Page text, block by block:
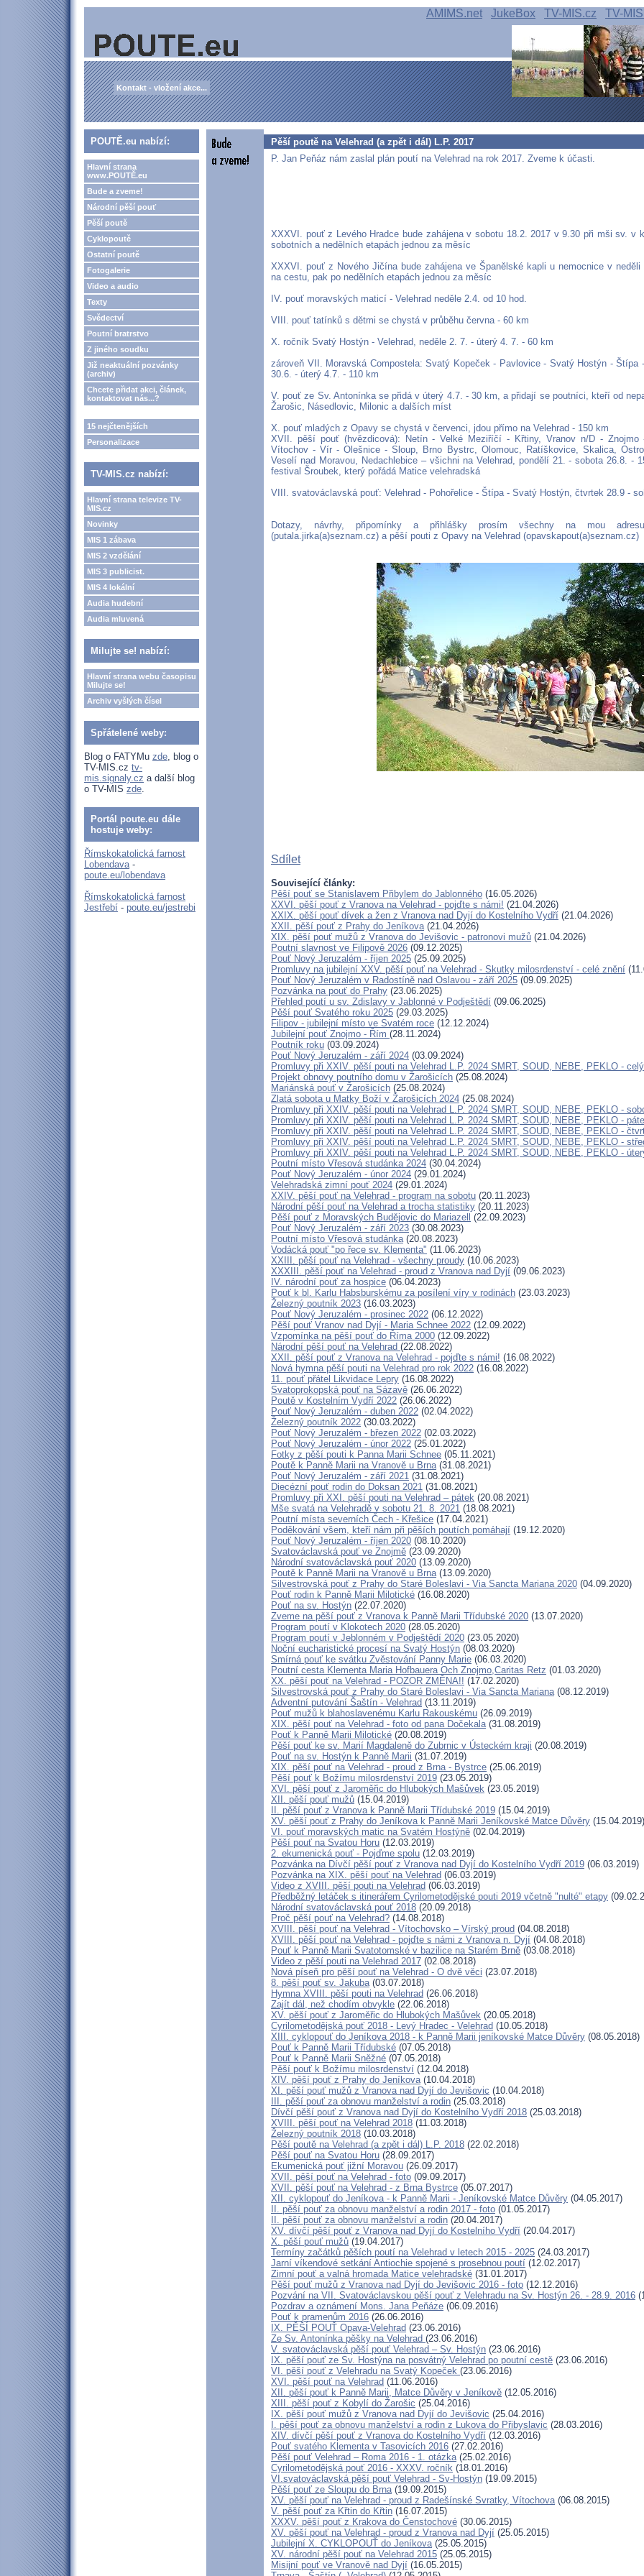
AMIMS.net JukeBox TV-MIS.cz TV-
Kontakt - vložení akce...
POUTĚ.eu nabízí:
Hlavní strana
www.POUTĚ.eu
Bude a zveme!
Národní pěší pouť
Pěší poutě
Cyklopoutě
Ostatní poutě
Fotogalerie
Video a audio
Texty
Svědectví
Poutní bratrstvo
Z jiného soudku
Již neaktuální pozvánky
(archiv)
Chcete přidat akci, článek,
kontaktovat nás...?
15 nejčtenějších
Personalizace
TV-MIS.cz nabízí:
Hlavní strana televize TV-
MIS.cz
Novinky
MIS 1 zábava
MIS 2 vzdělání
MIS 3 publicist.
MIS 4 lokální
Audia hudební
Audia mluvená
Milujte se! nabízí:
Hlavní strana webu časopisu
Milujte se!
Archiv vyšlých čísel
Spřátelené weby:
Blog o FATYMu zde, blog o
TV-MIS.cz tv-
mis.signaly.cz a další blog
o TV-MIS zde.
Portál poute.eu dále
hostuje weby:
Římskokatolická farnost
Lobendava-
poute.eu/lobendava
Římskokatolická farnost
Jestřebí - poute.eu/jestrebi
Pěší poutě na Velehrad (a zpět i dál) L.P. 2017
P. Jan Peňáz nám zaslal plán poutí na Velehrad na rok 2017. Zveme k účasti.
XXXVI. pouť z Levého Hradce bude zahájena v sobotu 18.2. 2017 v 9.30 při mši sv. v
sobotních a nedělních etapách jednou za měsíc
XXXVI. pouť z Nového Jičína bude zahájena ve Španělské kapli u nemocnice v neděli
na cestu, pak po nedělních etapách jednou za měsíc
IV. pouť moravských maticí - Velehrad neděle 2.4. od 10 hod.
VIII. pouť tatínků s dětmi se chystá v průběhu června - 60 km
X. ročník Svatý Hostýn - Velehrad, neděle 2. 7. - úterý 4. 7. - 60 km
zároveň VII. Moravská Compostela: Svatý Kopeček - Pavlovice - Svatý Hostýn - Štípa
30.6. - úterý 4.7. - 110 km
V. pouť ze Sv. Antonínka se přidá v úterý 4.7. - 30 km, a přidají se poutníci, kteří od
Žarošic, Násedlovic, Milonic a dalších míst
X. pouť mladých z Opavy se chystá v červenci, jdou přímo na Velehrad - 150 km
XVII. pěší pouť (hvězdicová): Netín - Velké Meziříčí - Křtiny, Vranov n/D - Znojmo
Vítochov - Vír - Olešnice - Sloup, Brno Bystrc, Olomouc, Ratíškovice, Skalica,
Veselí nad Moravou, Nedachlebice – všichni na Velehrad, pondělí 21. - sobota 26.8. -
festival Šroubek, který pořádá Matice velehradská
VIII. svatováclavská pouť: Velehrad - Pohořelice - Štípa - Svatý Hostýn, čtvrtek 28.9 -
Dotazy, návrhy, připomínky a přihlášky prosím všechny na mou
(putala.jirka(a)seznam.cz) a pěší pouti z Opavy na Velehrad (opavskapout(a)seznam.cz)
Sdílet
Související články:
Pěší pouť se Stanislavem Přibylem do Jablonného (16.05.2026)
XXVI. pěší pouť z Vranova na Velehrad - pojďte s námi! (21.04.2026)
XXIX. pěší pouť dívek a žen z Vranova nad Dyjí do Kostelního Vydří (21.04.2026)
XXII. pěší pouť z Prahy do Jeníkova(21.04.2026)
XIX. pěší pouť mužů z Vranova do Jevišovic - patronovi mužů (21.04.2026)
Poutní slavnost ve Filipově 2026 (09.12.2025)
Pouť Nový Jeruzalém - říjen 2025 (25.09.2025)
Promluvy na jubilejní XXV. pěší pouť na Velehrad - Skutky milosrdenství - celé znění
Pouť Nový Jeruzalém v Radostíně nad Oslavou - září 2025 (09.09.2025)
Pozvánka na pouť do Prahy (23.06.2025)
Přehled poutí u sv. Zdislavy v Jablonné v Podještědí (09.06.2025)
Pěší pouť Svatého roku 2025 (29.03.2025)
Filipov - jubilejní místo ve Svatém roce (12.12.2024)
Jubilejní pouť Znojmo - Řím (28.11.2024)
Poutník roku (03.09.2024)
Pouť Nový Jeruzalém - září 2024 (03.09.2024)
Promluvy při XXIV. pěší pouti na Velehrad L.P. 2024 SMRT, SOUD, NEBE, PEKLO -
Projekt obnovy poutního domu v Žarošicích (25.08.2024)
Mariánská pouť v Žarošicích (25.08.2024)
Zlatá sobota u Matky Boží v Žarošicích 2024 (25.08.2024)
Promluvy při XXIV. pěší pouti na Velehrad L.P. 2024 SMRT, SOUD, NEBE, PEKLO -
Promluvy při XXIV. pěší pouti na Velehrad L.P. 2024 SMRT, SOUD, NEBE, PEKLO -
Promluvy při XXIV. pěší pouti na Velehrad L.P. 2024 SMRT, SOUD, NEBE, PEKLO -
Promluvy při XXIV. pěší pouti na Velehrad L.P. 2024 SMRT, SOUD, NEBE, PEKLO -
Promluvy při XXIV. pěší pouti na Velehrad L.P. 2024 SMRT, SOUD, NEBE, PEKLO -
Poutní místo Vřesová studánka 2024 (30.04.2024)
Pouť Nový Jeruzalém - únor 2024 (29.01.2024)
Velehradská zimní pouť 2024 (29.01.2024)
XXIV. pěší pouť na Velehrad - program na sobotu (20.11.2023)
Národní pěší pouť na Velehrad a trocha statistiky (20.11.2023)
Pěší pouť z Moravských Budějovic do Mariazell
(22.09.2023)
Pouť Nový Jeruzalém - září 2023 (30.08.2023)
Poutní místo Vřesová studánka(20.08.2023)
Vodácká pouť "po řece sv. Klementa" (11.06.2023)
XXIII. pěší pouť na Velehrad - všechny proudy (10.06.2023)
XXXIII. pěší pouť na Velehrad - proud z Vranova nad Dyjí (09.06.2023)
IV. národní pouť za hospice (06.04.2023)
Pouť k bl. Karlu Habsburskému za posílení víry v rodinách (23.03.2023)
Železný poutník 2023 (16.03.2023)
Pouť Nový Jeruzalém - prosinec 2022 (06.12.2022)
Pěší pouť Vranov nad Dyjí - Maria Schnee 2022 (12.09.2022)
Vzpomínka na pěší pouť do Říma 2000 (12.09.2022)
Národní pěší pouť na Velehrad (22.08.2022)
XXII. pěší pouť z Vranova na Velehrad - pojďte s námi! (16.08.2022)
Nová hymna pěší pouti na Velehrad pro rok 2022 (16.08.2022)
11. pouť přátel Likvidace Lepry (16.08.2022)
Svatoprokopská pouť na Sázavě (26.06.2022)
Poutě v Kostelním Vydří 2022 (26.06.2022)
Pouť Nový Jeruzalém - duben 2022 (02.04.2022)
Železný poutník 2022 (30.03.2022)
Pouť Nový Jeruzalém - březen 2022 (02.03.2022)
Pouť Nový Jeruzalém - únor 2022 (25.01.2022)
Fotky z pěší pouti k Panna Marii Schnee (05.11.2021)
Poutě k Panně Marii na Vranově u Brna(31.08.2021)
Pouť Nový Jeruzalém - září 2021 (31.08.2021)
Diecézní pouť rodin do Doksan 2021 (31.08.2021)
Promluvy při XXI. pěší pouti na Velehrad – pátek (20.08.2021)
Mše svatá na Velehradě v sobotu 21. 8. 2021 (18.08.2021)
Poutní místa severních Čech - Křešice (17.04.2021)
Poděkování všem, kteří nám při pěších poutích pomáhají (19.12.2020)
Pouť Nový Jeruzalém - říjen 2020 (08.10.2020)
Svatováclavská pouť ve Znojmě (23.09.2020)
Národní svatováclavská pouť 2020 (13.09.2020)
Poutě k Panně Marii na Vranově u Brna(13.09.2020)
Silvestrovská pouť z Prahy do Staré Boleslavi - Via Sancta Mariana 2020 (04.09.2020)
Pouť rodin k Panně Marii Milotické (16.08.2020)
Pouť na sv. Hostýn (22.07.2020)
Zveme na pěší pouť z Vranova k Panně Marii Třídubské 2020 (13.07.2020)
Program poutí v Klokotech 2020 (28.05.2020)
Program poutí v Jeblonném v Podještědí 2020 (23.05.2020)
Noční eucharistické procesí na Svatý Hostýn (08.03.2020)
Smírná pouť ke svátku Zvěstování Panny Marie (06.03.2020)
Poutní cesta Klementa Maria Hofbauera Och Znojmo,Caritas Retz (01.03.2020)
XX. pěší pouť na Velehrad - POZOR ZMĚNA!! (17.02.2020)
Silvestrovská pouť z Prahy do Staré Boleslavi - Via Sancta Mariana(08.12.2019)
Adventní putování Šaštín - Velehrad (13.11.2019)
Pouť mužů k blahoslavenému Karlu Rakouskému (26.09.2019)
XIX. pěší pouť na Velehrad - foto od pana Dočekala(31.08.2019)
Pouť k Panně Marii Milotické (20.08.2019)
Pěší pouť ke sv. Marií Magdaleně do Zubrnic v Ústeckém kraji (20.08.2019)
Pouť na sv. Hostýn k Panně Marii (31.07.2019)
XIX. pěší pouť na Velehrad - proud z Brna - Bystrce (25.06.2019)
Pěší pouť k Božímu milosrdenství 2019 (23.05.2019)
XVI. pěší pouť z Jaroměřic do Hlubokých Mašůvek (23.05.2019)
XII. pěší pouť mužů (15.04.2019)
II. pěší pouť z Vranova k Panně Marii Třídubské 2019 (15.04.2019)
XV. pěší pouť z Prahy do Jeníkova k Panně Marii Jeníkovské Matce Důvěry (15.04.2019)
VI. pouť moravských matic na Svatém Hostýně (02.04.2019)
Pěší pouť na Svatou Horu (12.03.2019)
2. ekumenická pouť - Pojďme spolu (12.03.2019)
Pozvánka na Dívčí pěší pouť z Vranova nad Dyjí do Kostelního Vydří 2019 (06.03.2019)
Pozvánka na XIX. pěší pouť na Velehrad (06.03.2019)
Video z XVIII. pěší pouti na Velehrad (06.03.2019)
Předběžný letáček s itinerářem Cyrilometodějské pouti 2019 včetně "nulté" etapy
Národní svatováclavská pouť 2018 (20.09.2018)
Proč pěší pouť na Velehrad? (14.08.2018)
XVIII. pěší pouť na Velehrad - Vítochovsko – Vírský proud (04.08.2018)
XVIII. pěší pouť na Velehrad - pojďte s námi z Vranova n. Dyjí (04.08.2018)
Pouť k Panně Marii Svatotomské v bazilice na Starém Brně (03.08.2018)
Video z pěší pouti na Velehrad 2017 (02.08.2018)
Nová píseň pro pěší pouť na Velehrad - O dvě věci (23.07.2018)
8. pěší pouť sv. Jakuba(03.07.2018)
Hymna XVIII. pěší pouti na Velehrad (26.06.2018)
Zajít dál, než chodím obvykle (22.06.2018)
XV. pěší pouť z Jaroměřic do Hlubokých Mašůvek (20.05.2018)
Cyrilometodějská pouť 2018 - Levý Hradec - Velehrad (10.05.2018)
XIII. cyklopouť do Jeníkova 2018 - k Panně Marii jeníkovské Matce Důvěry (08.05.2018)
Pouť k Panně Marii Třídubské (07.05.2018)
Pouť k Panně Marii Sněžné (07.05.2018)
Pěší pouť k Božímu milosrdenství (12.04.2018)
XIV. pěší pouť z Prahy do Jeníkova(10.04.2018)
XI. pěší pouť mužů z Vranova nad Dyjí do Jevišovic (10.04.2018)
III. pěší pouť za obnovu manželství a rodin (25.03.2018)
Dívčí pěší pouť z Vranova nad Dyjí do Kostelního Vydří 2018 (25.03.2018)
XVIII. pěší pouť na Velehrad 2018 (11.03.2018)
Železný poutník 2018 (10.03.2018)
Pěší poutě na Velehrad (a zpět i dál) L.P. 2018 (22.02.2018)
Pěší pouť na Svatou Horu (28.09.2017)
Ekumenická pouť jižní Moravou (26.09.2017)
XVII. pěší pouť na Velehrad - foto (09.09.2017)
XVII. pěší pouť na Velehrad - z Brna Bystrce (05.07.2017)
XII. cyklopouť do Jeníkova - k Panně Marii - Jeníkovské Matce Důvěry (04.05.2017)
II. pěší pouť za obnovu manželství a rodin 2017 - foto (01.05.2017)
II. pěší pouť za obnovu manželství a rodin (20.04.2017)
XV. dívčí pěší pouť z Vranova nad Dyjí do Kostelního Vydří (20.04.2017)
X. pěší pouť mužů (19.04.2017)
Termíny začátků pěších poutí na Velehrad v letech 2015 - 2025 (24.03.2017)
Jarní víkendové setkání Antiochie spojené s prosebnou poutí (12.02.2017)
Zimní pouť a valná hromada Matice velehradské (31.01.2017)
Pěší pouť mužů z Vranova nad Dyjí do Jevišovic 2016 - foto (12.12.2016)
Pozvání na VII. Svatováclavskou pěší pouť z Velehradu na Sv. Hostýn 26. - 28.9. 2016
Pozdrav a oznámení Mons. Jana Peňáze (06.09.2016)
Pouť k pramenům 2016 (26.06.2016)
IX. PĚŠÍ POUŤ Opava-Velehrad (23.06.2016)
Ze Sv. Antonínka pěšky na Velehrad (23.06.2016)
V. svatováclavská pěší pouť Velehrad – Sv. Hostýn (23.06.2016)
IX. pěší pouť ze Sv. Hostýna na posvátný Velehrad po poutní cestě (23.06.2016)
VI. pěší pouť z Velehradu na Svatý Kopeček (23.06.2016)
XVI. pěší pouť na Velehrad (11.06.2016)
XII. pěší pouť k Panně Marii, Matce Důvěry v Jeníkově (12.05.2016)
XIII. pěší pouť z Kobylí do Žarošic (25.04.2016)
IX. pěší pouť mužů z Vranova nad Dyjí do Jevišovic (25.04.2016)
I. pěší pouť za obnovu manželství a rodin z Lukova do Přibyslavic (28.03.2016)
XIV. dívčí pěší pouť z Vranova do Kostelního Vydří (12.03.2016)
Pouť svatého Klementa v Tasovicích 2016 (27.02.2016)
Pěší pouť Velehrad – Roma 2016 - 1. otázka(25.02.2016)
Cyrilometodějská pouť 2016 - XXXV. ročník (18.01.2016)
VI.svatováclavská pěší pouť Velehrad - Sv-Hostýn (19.09.2015)
Pěší pouť ze Sloupu do Brna(19.09.2015)
XV. pěší pouť na Velehrad - proud z Radešínské Svratky, Vítochova(06.08.2015)
V. pěší pouť za Křtin do Křtin (16.07.2015)
XXXV. pěší pouť z Krakova do Čenstochové (30.06.2015)
XV. pěší pouť na Velehrad - proud z Vranova nad Dyjí (25.05.2015)
Jubilejní X. CYKLOPOUŤ do Jeníkova(25.05.2015)
XV. národní pěší pouť na Velehrad 2015 (25.05.2015)
Misijní pouť ve Vranově nad Dyjí (16.05.2015)